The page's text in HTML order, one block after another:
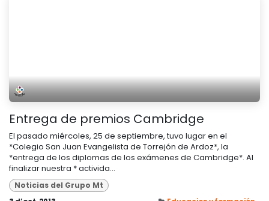
Entrega de premios Cambridge
El pasado miércoles, 25 de septiembre, tuvo lugar en el
*Colegio San Juan Evangelista de Torrejón de Ardoz*, la
*entrega de los diplomas de los exámenes de Cambridge*. Al
finalizar nuestra * activida...
Noticias del Grupo Mt